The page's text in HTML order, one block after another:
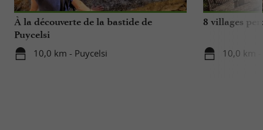
À la découverte de la bastide de
Puycelsi
10,0 km - Puycelsi
8 villages
10,0 km